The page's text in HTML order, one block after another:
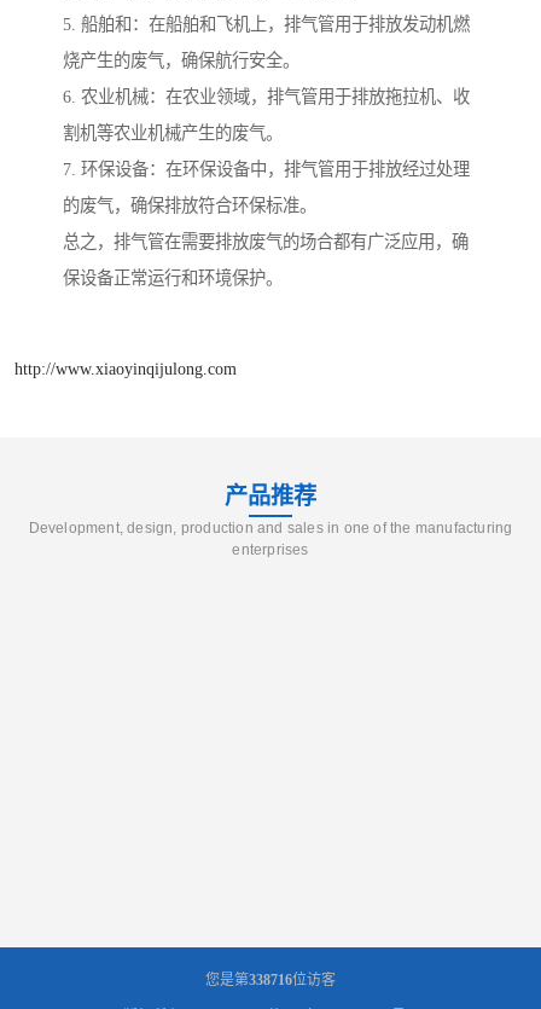
5. 船舶和：在船舶和飞机上，排气管用于排放发动机燃
烧产生的废气，确保航行安全。
6. 农业机械：在农业领域，排气管用于排放拖拉机、收
割机等农业机械产生的废气。
7. 环保设备：在环保设备中，排气管用于排放经过处理
的废气，确保排放符合环保标准。
总之，排气管在需要排放废气的场合都有广泛应用，确
保设备正常运行和环境保护。
http://www.xiaoyinqijulong.com
产品推荐
Development, design, production and sales in one of the manufacturing
enterprises
您是第338716位访客